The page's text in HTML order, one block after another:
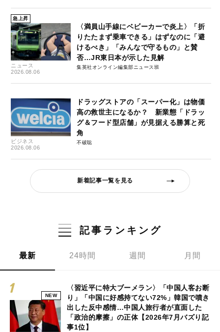
急上昇
ニュース
2026.08.06
〈満員山手線にベビーカーで炎上〉「折
りたたまず乗車できる」はずなのに「避
けるべき」「みんなで守るもの」と賛
否…JR東日本が示した見解
集英社オンライン編集部ニュース班
ビジネス
2026.08.06
ドラッグストアの「スーパー化」は物価
高の救世主になるか？ 新業態「ドラッ
グ＆フード型店舗」が見据える勝算と死
角
不破聡
新着記事一覧を見る
記事ランキング
最新 24時間 週間 月間
NEW
〈習近平に特大ブーメラン〉「中国人客お断
り」「中国に好感持てない72%」韓国で噴き
出した反中感情…中国人旅行者が直面した
「政治的摩擦」の正体【2026年7月バズり記
事1位】